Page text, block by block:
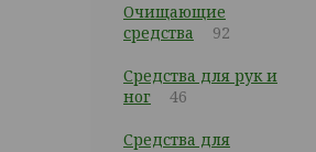
Очищающие
средства
92
Средства для рук и
ног
46
Средства для